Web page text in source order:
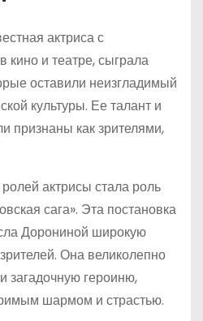
актриса с
кино и театре, сыграла
оставили неизгладимый
культуры. Ее талант и
признаны как зрителями,
актрисы стала роль
сага». Эта постановка
Дорониной широкую
Она великолепно
загадочную героиню,
шармом и страстью.